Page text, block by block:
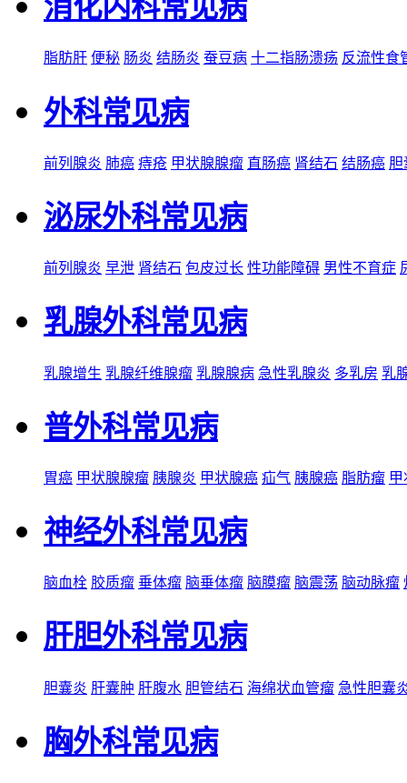
消化内科常见病
脂肪肝 便秘 肠炎 结肠炎 蚕豆病 十二指肠溃疡 反流性食
外科常见病
前列腺炎 肺癌 痔疮 甲状腺腺瘤 直肠癌 肾结石 结肠癌 胆
泌尿外科常见病
前列腺炎 早泄 肾结石 包皮过长 性功能障碍 男性不育症
乳腺外科常见病
乳腺增生 乳腺纤维腺瘤 乳腺腺病 急性乳腺炎 多乳房 乳
普外科常见病
胃癌 甲状腺腺瘤 胰腺炎 甲状腺癌 疝气 胰腺癌 脂肪瘤
神经外科常见病
脑血栓 胶质瘤 垂体瘤 脑垂体瘤 脑膜瘤 脑震荡 脑动脉瘤
肝胆外科常见病
胆囊炎 肝囊肿 肝腹水 胆管结石 海绵状血管瘤 急性胆囊
胸外科常见病